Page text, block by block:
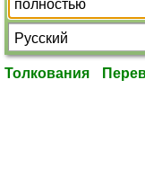
Толкования